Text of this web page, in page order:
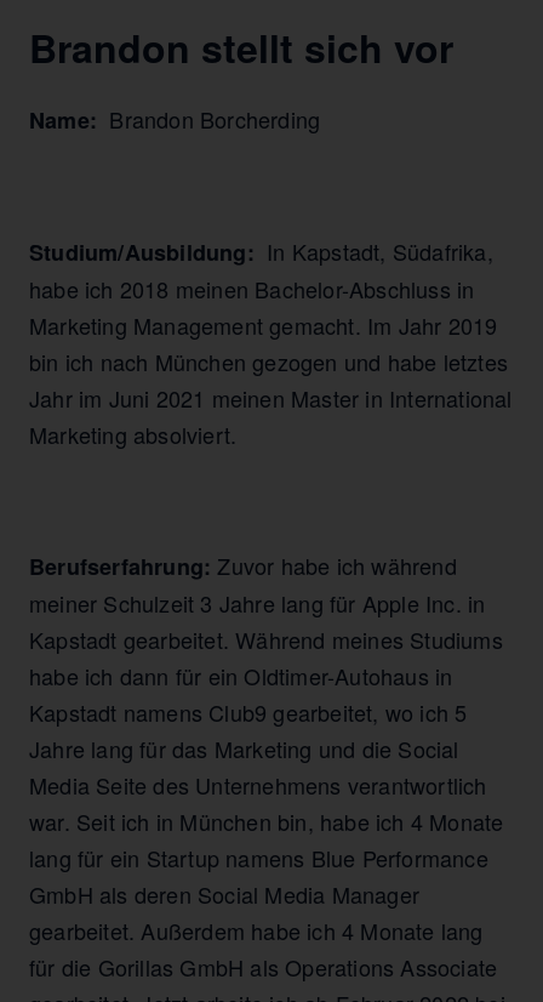
Brandon stellt sich vor
Name: Brandon Borcherding
Studium/Ausbildung: In Kapstadt, Südafrika,
habe ich 2018 meinen Bachelor-Abschluss in
Marketing Management gemacht. Im Jahr 2019
bin ich nach München gezogen und habe letztes
Jahr im Juni 2021 meinen Master in International
Marketing absolviert.
Berufserfahrung: Zuvor habe ich während
meiner Schulzeit 3 Jahre lang für Apple Inc. in
Kapstadt gearbeitet. Während meines Studiums
habe ich dann für ein Oldtimer-Autohaus in
Kapstadt namens Club9 gearbeitet, wo ich 5
Jahre lang für das Marketing und die Social
Media Seite des Unternehmens verantwortlich
war. Seit ich in München bin, habe ich 4 Monate
lang für ein Startup namens Blue Performance
GmbH als deren Social Media Manager
gearbeitet. Außerdem habe ich 4 Monate lang
für die Gorillas GmbH als Operations Associate